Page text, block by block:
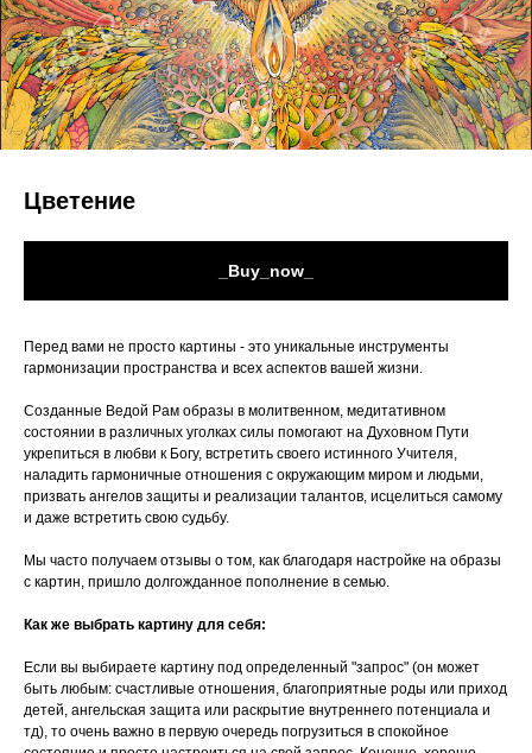
Цветение
_Buy_now_
Перед вами не просто картины - это уникальные инструменты
гармонизации пространства и всех аспектов вашей жизни.
Созданные Ведой Рам образы в молитвенном, медитативном
состоянии в различных уголках силы помогают на Духовном Пути
укрепиться в любви к Богу, встретить своего истинного Учителя,
наладить гармоничные отношения с окружающим миром и людьми,
призвать ангелов защиты и реализации талантов, исцелиться самому
и даже встретить свою судьбу.
Мы часто получаем отзывы о том, как благодаря настройке на образы
с картин, пришло долгожданное пополнение в семью.
Как же выбрать картину для себя:
Если вы выбираете картину под определенный "запрос" (он может
быть любым: счастливые отношения, благоприятные роды или приход
детей, ангельская защита или раскрытие внутреннего потенциала и
тд), то очень важно в первую очередь погрузиться в спокойное